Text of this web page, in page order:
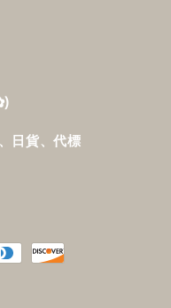
日貨、代標